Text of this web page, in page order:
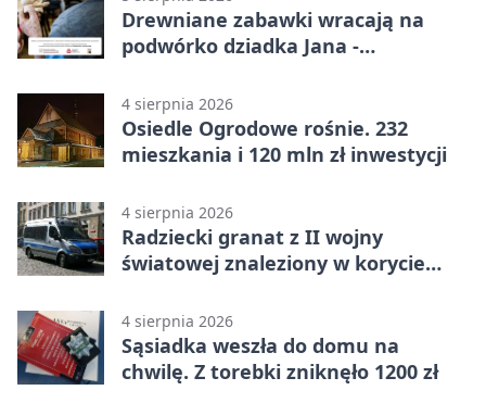
Drewniane zabawki wracają na
podwórko dziadka Jana -
4 sierpnia 2026
Osiedle Ogrodowe rośnie. 232
mieszkania i 120 mln zł inwestycji
4 sierpnia 2026
Radziecki granat z II wojny
światowej znaleziony w korycie
4 sierpnia 2026
Sąsiadka weszła do domu na
chwilę. Z torebki zniknęło 1200 zł